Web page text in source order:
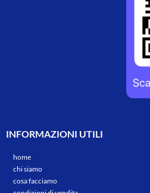
INFORMAZIONI UTILI
home
chi siamo
cosa facciamo